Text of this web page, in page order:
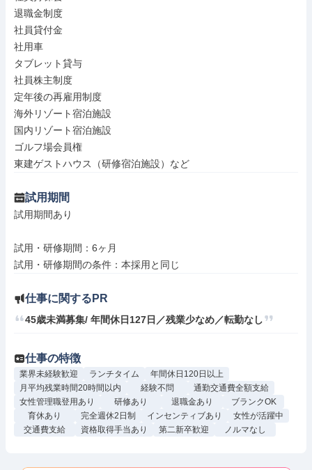
退職金制度
社員貸付金
社用車
タブレット貸与
社員株主制度
定年後の再雇用制度
海外リゾート宿泊施設
国内リゾート宿泊施設
ゴルフ場会員権
東建ゲストハウス（研修宿泊施設）など
試用期間
試用期間あり
試用・研修期間：6ヶ月
仕事に関するPR
45歳未満募集/ 年間休日127日／残業少なめ／転勤なし
仕事の特徴
業界未経験歓迎 ランチタイム
年間休日120日以上
月平均残業時間20時間以内
経験不問
通勤交通費全額支給
女性管理職登用あり
研修あり 退職金あり
ブランクOK
育休あり
完全週休2日制 インセンティブあり
女性が活躍中
交通費支給
資格取得手当あり 第二新卒歓迎 ノルマなし